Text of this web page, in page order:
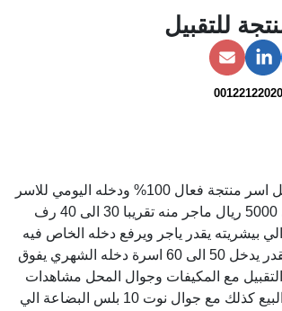
للتقبيل
زي ماتشوفون محل اسر منتجة فعال 100% ودخله اليومي للاسر
يفوق 3000 الى 5000 ريال ماجر منه تقريبا 30 الى 40 رف
بيشريته يقدر ياجر ويرفع دخله الخاص فيه
40 اسرة تقريبا ويقدر يدخل 50 الى 60 اسرة دخله الشهري يفوق
التقبيل مع المكيفات وجوال المحل مشاهدات
الواتس اب عاليه البيع كذلك مع جوال نوت 10 بلس البضاعة الي